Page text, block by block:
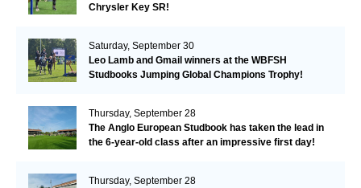
Chrysler Key SR!
Saturday, September 30
Leo Lamb and Gmail winners at the WBFSH
Studbooks Jumping Global Champions Trophy!
Thursday, September 28
The Anglo European Studbook has taken the lead in
the 6-year-old class after an impressive first day!​
Thursday, September 28